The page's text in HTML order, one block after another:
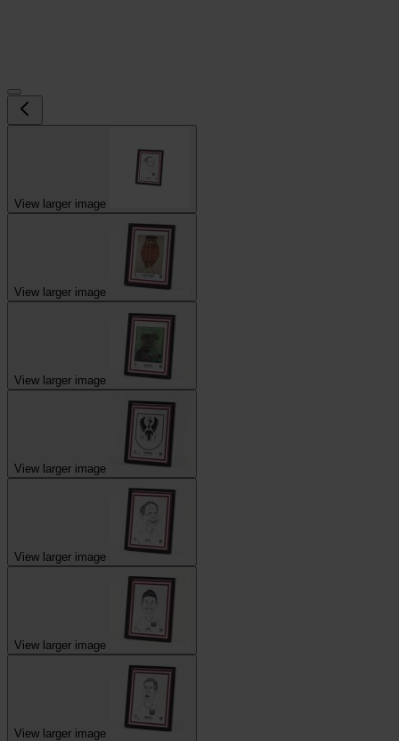
View larger image
View larger image
View larger image
View larger image
View larger image
View larger image
View larger image